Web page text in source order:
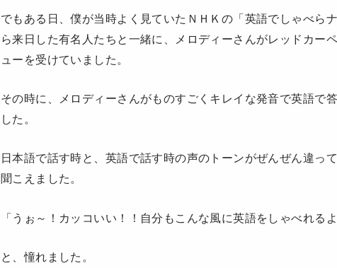
でもある日、僕が当時よく見ていたＮＨＫの「英語でしゃべら
ら来日した有名人たちと一緒に、メロディーさんがレッドカー
ューを受けていました。
その時に、メロディーさんがものすごくキレイな発音で英語で
した。
日本語で話す時と、英語で話す時の声のトーンがぜんぜん違っ
聞こえました。
「うぉ～！カッコいい！！自分もこんな風に英語をしゃべれる
と、憧れました。